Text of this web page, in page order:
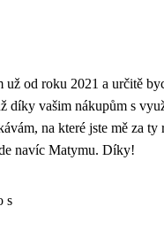
od roku 2021 a určitě
díky vašim nákupům s
na které jste mě za ty
navíc Matymu. Díky!
s